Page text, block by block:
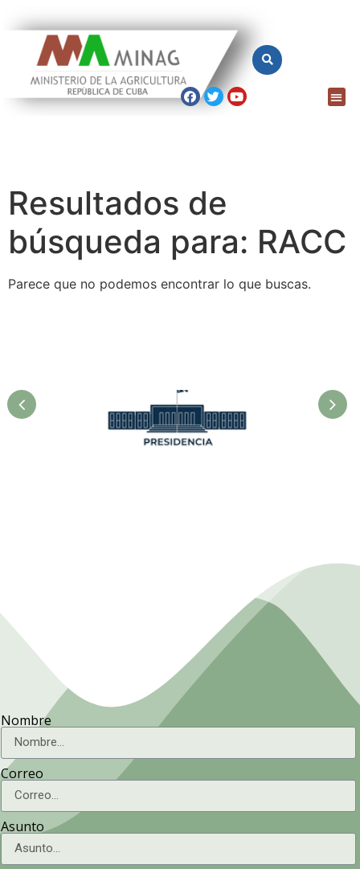
Resultados de
búsqueda para: RACC
Parece que no podemos encontrar lo que buscas.
Nombre
Correo
Asunto